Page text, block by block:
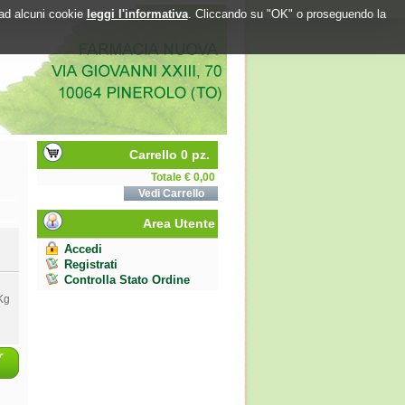
alcuni cookie leggi l'informativa. Cliccando su "OK" o proseguendo la
Carrello 0 pz.
Totale € 0,00
Vedi Carrello
Area Utente
Accedi
Registrati
Controlla Stato Ordine